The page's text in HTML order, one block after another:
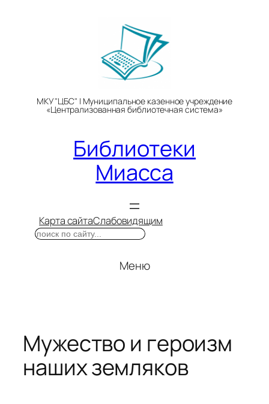
МКУ "ЦБС" | Муниципальное казенное учреждение
«Централизованная библиотечная система»
Библиотеки
Миасса
Карта сайтаСлабовидящим
Поиск
Меню
Мужество и героизм
наших земляков